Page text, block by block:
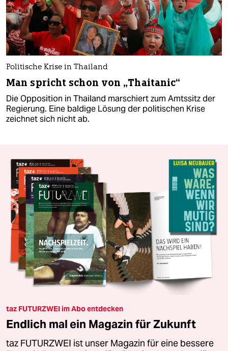
Politische Krise in Thailand
Man spricht schon von „Thaitanic“
Die Opposition in Thailand marschiert zum Amtssitz der
Regierung. Eine baldige Lösung der politischen Krise
zeichnet sich nicht ab.
taz FUTURZWEI im Abo entdecken
Endlich mal ein Magazin für Zukunft
taz FUTURZWEI ist unser Magazin für eine bessere